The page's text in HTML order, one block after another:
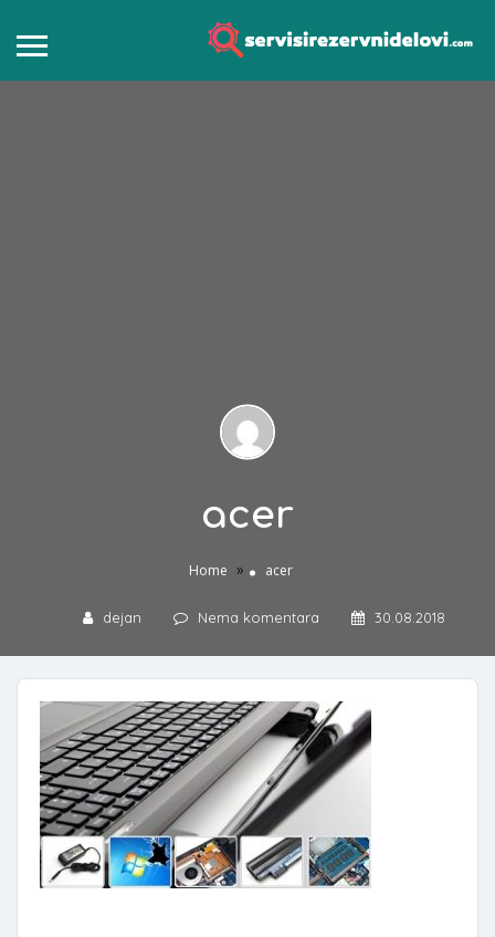
acer
Home » acer
dejan Nema komentara 30.08.2018